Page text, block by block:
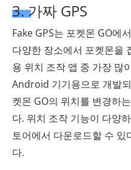
3. 가짜 GPS
Fake GPS는 포켓몬 GO에
다양한 장소에서 포켓몬을
용 위치 조작 앱 중 가장 많
Android 기기용으로 개발
켓몬 GO의 위치를 ​​변경하
다. 위치 조작 기능이 다양
토어에서 다운로드할 수 있
다.